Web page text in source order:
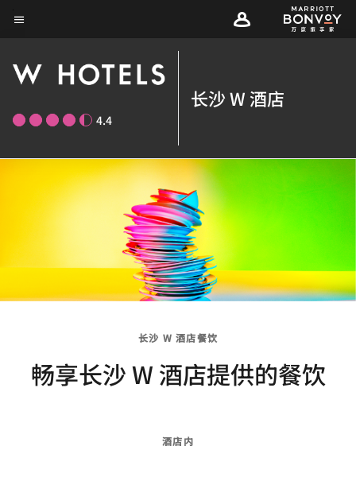
Skip
content
4.4
长沙 W 酒店
长沙 W 酒店餐饮
畅享长沙 W 酒店提供的餐饮
酒店内